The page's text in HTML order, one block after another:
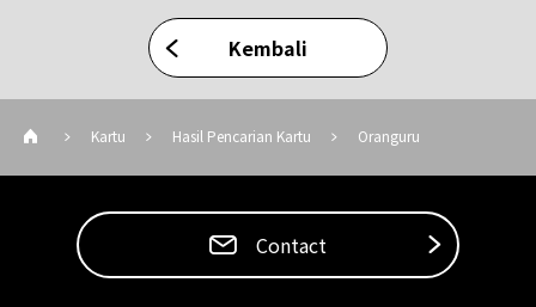
Kembali
Kartu Hasil Pencarian Kartu Oranguru
Contact